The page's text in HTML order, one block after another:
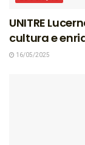
UNITRE
cultura e
16/05/2025